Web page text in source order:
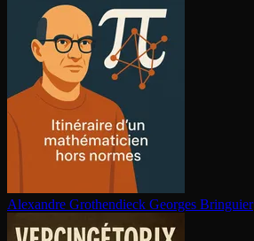
Alexandre Gro­then­dieck Georges Bringuier